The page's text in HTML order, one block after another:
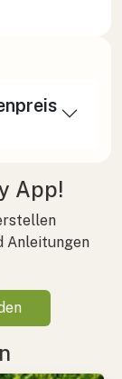
App!
Anleitungen